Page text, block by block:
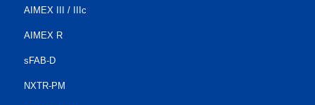
AIMEX III / IIIc
AIMEX R
sFAB-D
NXTR-PM